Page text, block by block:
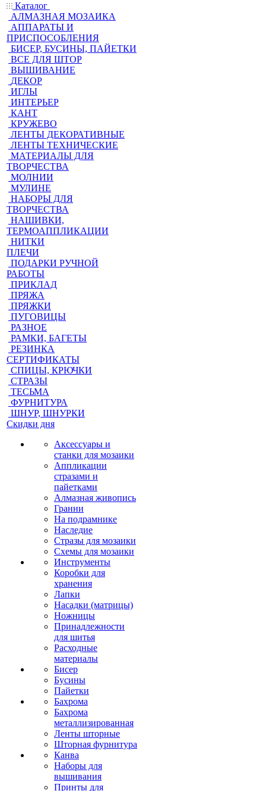
Каталог
АЛМАЗНАЯ МОЗАИКА
АППАРАТЫ И
ПРИСПОСОБЛЕНИЯ
БИСЕР, БУСИНЫ, ПАЙЕТКИ
ВСЕ ДЛЯ ШТОР
ВЫШИВАНИЕ
ДЕКОР
ИГЛЫ
ИНТЕРЬЕР
КАНТ
КРУЖЕВО
ЛЕНТЫ ДЕКОРАТИВНЫЕ
ЛЕНТЫ ТЕХНИЧЕСКИЕ
МАТЕРИАЛЫ ДЛЯ
ТВОРЧЕСТВА
МОЛНИИ
МУЛИНЕ
НАБОРЫ ДЛЯ
ТВОРЧЕСТВА
НАШИВКИ,
ТЕРМОАППЛИКАЦИИ
НИТКИ
ПЛЕЧИ
ПОДАРКИ РУЧНОЙ
РАБОТЫ
ПРИКЛАД
ПРЯЖА
ПРЯЖКИ
ПУГОВИЦЫ
РАЗНОЕ
РАМКИ, БАГЕТЫ
РЕЗИНКА
СЕРТИФИКАТЫ
СПИЦЫ, КРЮЧКИ
СТРАЗЫ
ТЕСЬМА
ФУРНИТУРА
ШНУР, ШНУРКИ
Скидки дня
Аксессуары и
станки для мозаики
Аппликации
стразами и
пайетками
Алмазная живопись
Гранни
На подрамнике
Наследие
Стразы для мозаики
Схемы для мозаики
Инструменты
Коробки для
хранения
Лапки
Насадки (матрицы)
Ножницы
Принадлежности
для шитья
Расходные
материалы
Бисер
Бусины
Пайетки
Бахрома
Бахрома
металлизированная
Ленты шторные
Шторная фурнитура
Канва
Наборы для
вышивания
Принты для